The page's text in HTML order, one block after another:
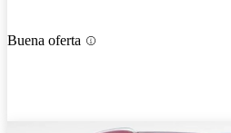
Buena oferta